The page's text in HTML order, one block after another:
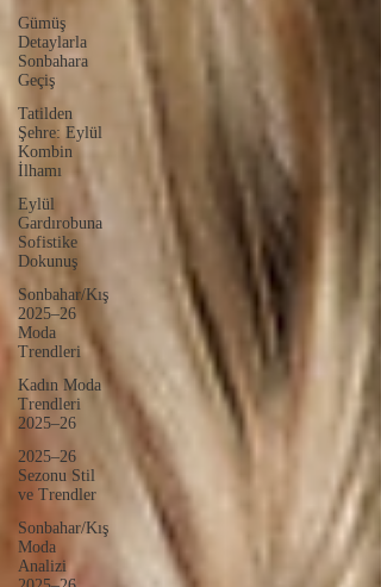
Gümüş
Detaylarla
Sonbahara
Geçiş
Tatilden
Şehre: Eylül
Kombin
İlhamı
Eylül
Gardırobuna
Sofistike
Dokunuş
Sonbahar/Kış
2025–26
Moda
Trendleri
Kadın Moda
Trendleri
2025–26
2025–26
Sezonu Stil
ve Trendler
Sonbahar/Kış
Moda
Analizi